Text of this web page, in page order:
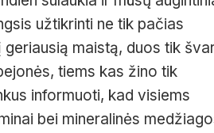
užtikrinti ne tik pačias
maistą, duos tik
tiems kas žino tik
informuoti, kad visiems
bei mineralinės